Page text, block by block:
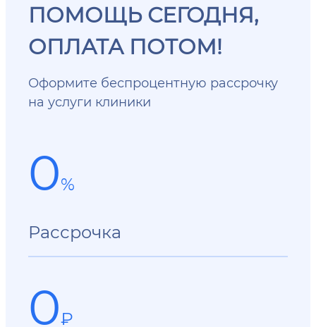
ПОМОЩЬ СЕГОДНЯ,
ОПЛАТА ПОТОМ!
Оформите беспроцентную рассрочку
на услуги клиники
0%
Рассрочка
0₽